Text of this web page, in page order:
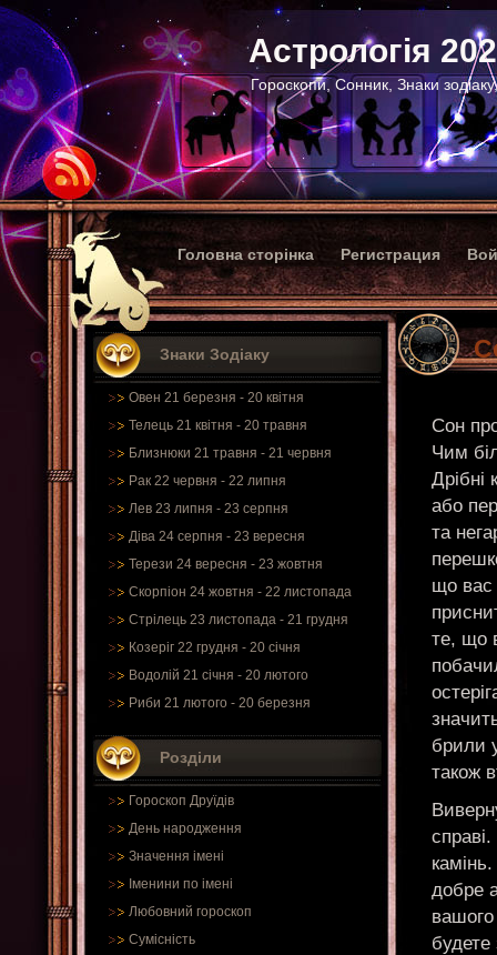
Астрологія
Гороскопи, Сонник, Знаки
Головна сторінка Регистрация
Знаки Зодіаку
Овен 21 березня - 20 квітня
Телець 21 квітня - 20 травня
Близнюки 21 травня - 21 червня
Рак 22 червня - 22 липня
Лев 23 липня - 23 серпня
Діва 24 серпня - 23 вересня
Терези 24 вересня - 23 жовтня
Скорпіон 24 жовтня - 22 листопада
Стрілець 23 листопада - 21 грудня
Козеріг 22 грудня - 20 січня
Водолій 21 січня - 20 лютого
Риби 21 лютого - 20 березня
Розділи
Гороскоп Друїдів
День народження
Значення імені
Іменини по імені
Любовний гороскоп
Сумісність
Сон
Чим
Дрібні
або
та
що вас
те, що
брили
також
добре
будете